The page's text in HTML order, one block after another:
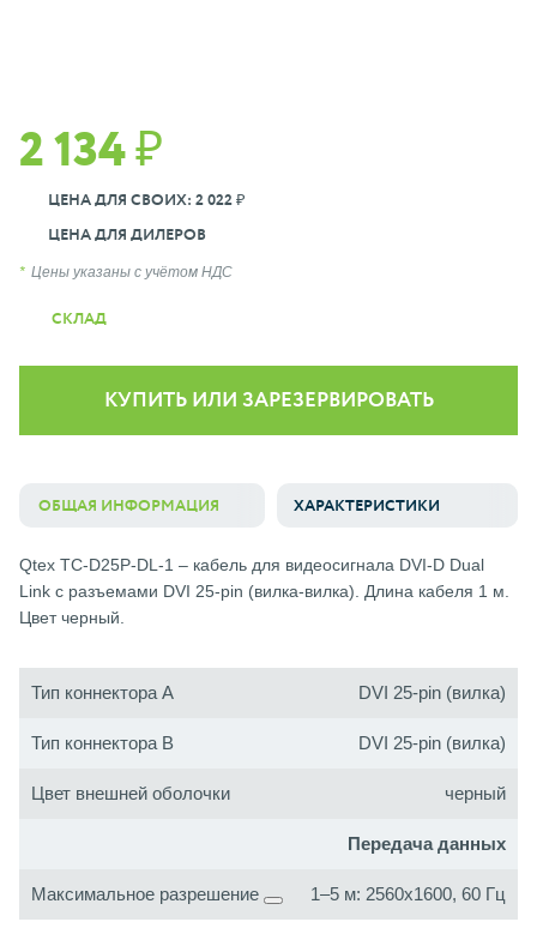
2 134 ₽
ЦЕНА ДЛЯ СВОИХ: 2 022 ₽
ЦЕНА ДЛЯ ДИЛЕРОВ
Цены указаны с учётом НДС
СКЛАД
КУПИТЬ ИЛИ ЗАРЕЗЕРВИРОВАТЬ
ОБЩАЯ ИНФОРМАЦИЯ ХАРАКТЕРИСТИКИ
Qtex TC-D25P-DL-1 – кабель для видеосигнала DVI-D Dual
Link с разъемами DVI 25-pin (вилка-вилка). Длина кабеля 1 м.
Цвет черный.
Тип коннектора A DVI 25-pin (вилка)
Тип коннектора B DVI 25-pin (вилка)
Цвет внешней оболочки черный
Передача данных
Максимальное разрешение 1–5 м: 2560х1600, 60 Гц